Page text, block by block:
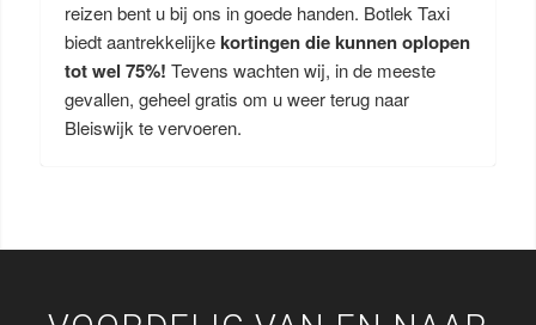
reizen bent u bij ons in goede handen. Botlek Taxi
biedt aantrekkelijkekortingen die kunnen oplopen
tot wel 75%! Tevens wachten wij, in de meeste
gevallen, geheel gratis om u weer terug naar
Bleiswijk te vervoeren.